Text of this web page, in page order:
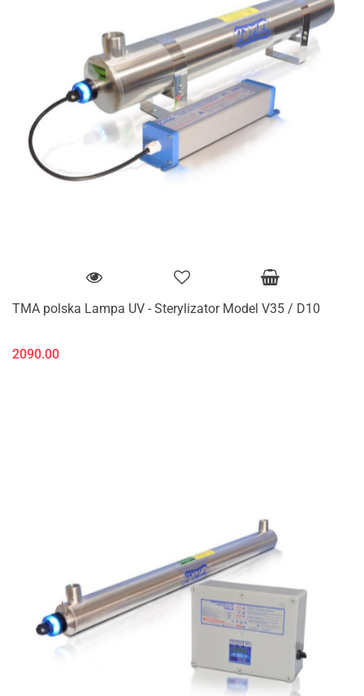
TMA polska Lampa UV - Sterylizator Model V35 / D10
2090.00